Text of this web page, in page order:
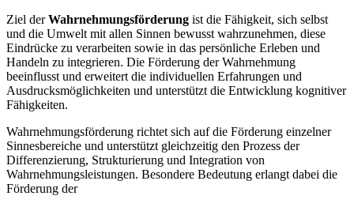
Ziel derWahrnehmungsförderung ist die Fähigkeit, sich selbst
und die Umwelt mit allen Sinnen bewusst wahrzunehmen, diese
Eindrücke zu verarbeiten sowie in das persönliche Erleben und
Handeln zu integrieren. Die Förderung der Wahrnehmung
beeinflusst und erweitert die individuellen Erfahrungen und
Ausdrucksmöglichkeiten und unterstützt die Entwicklung kognitiver
Fähigkeiten.
Wahrnehmungsförderung richtet sich auf die Förderung einzelner
Sinnesbereiche und unterstützt gleichzeitig den Prozess der
Differenzierung, Strukturierung und Integration von
Wahrnehmungsleistungen. Besondere Bedeutung erlangt dabei die
Förderung der